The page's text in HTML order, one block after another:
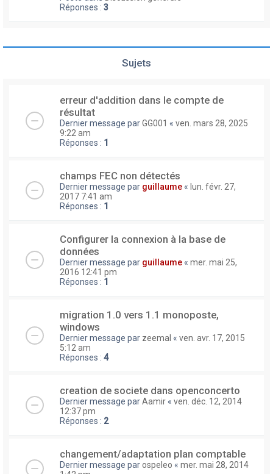
Réponses : 3
Sujets
erreur d'addition dans le compte de
résultat
Dernier message parGG001 « ven. mars 28, 2025
9:22 am
Réponses : 1
champs FEC non détectés
Dernier message par guillaume « lun. févr. 27,
2017 7:41 am
Réponses : 1
Configurer la connexion à la base de
données
Dernier message par guillaume « mer. mai 25,
2016 12:41 pm
Réponses : 1
migration 1.0 vers 1.1 monoposte,
windows
Dernier message par zeemal « ven. avr. 17, 2015
5:12 am
Réponses : 4
creation de societe dans openconcerto
Dernier message parAamir « ven. déc. 12, 2014
12:37 pm
Réponses : 2
changement/adaptation plan comptable
Dernier message parospeleo « mer. mai 28, 2014